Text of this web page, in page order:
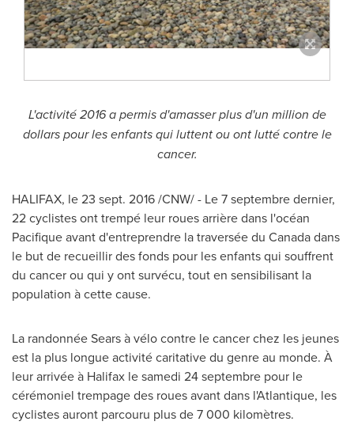
L'activité 2016 a permis d'amasser plus d'un million de
dollars pour les enfants qui luttent ou ont lutté contre le
cancer.
HALIFAX, le 23 sept. 2016 /CNW/ - Le 7 septembre dernier,
22 cyclistes ont trempé leur roues arrière dans l'océan
Pacifique avant d'entreprendre la traversée du Canadadans
le but de recueillir des fonds pour les enfants qui souffrent
du cancer ou qui y ont survécu, tout en sensibilisant la
population à cette cause.
La randonnée Sears à vélo contre le cancer chez les jeunes
est la plus longue activité caritative du genre au monde. À
leur arrivée à Halifax le samedi 24 septembre pour le
cérémoniel trempage des roues avant dans l'Atlantique, les
cyclistes auront parcouru plus de 7 000 kilomètres.